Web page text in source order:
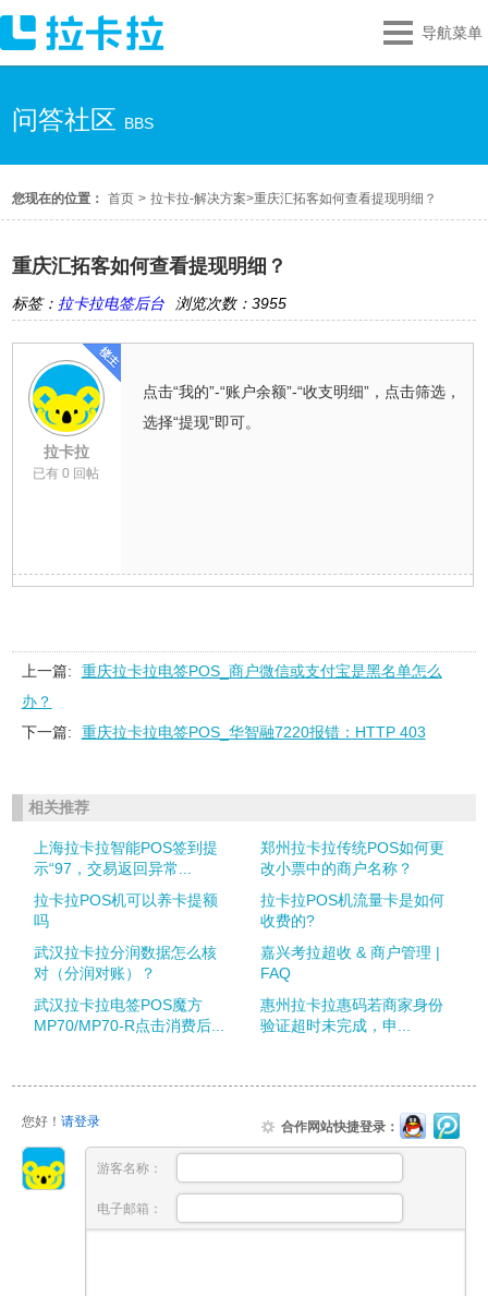
导航菜单
问答社区 BBS
您现在的位置： 首页 > 拉卡拉-解决方案>重庆汇拓客如何查看提现明细？
重庆汇拓客如何查看提现明细？
标签： 拉卡拉电签后台 浏览次数：3955
拉卡拉
已有 0 回帖
点击“我的”-“账户余额”-“收支明细”，点击筛选，
选择“提现”即可。
上一篇:
重庆拉卡拉电签POS_商户微信或支付宝是黑名单怎么
办？
下一篇:
重庆拉卡拉电签POS_华智融7220报错：HTTP 403
相关推荐
上海拉卡拉智能POS签到提
示“97，交易返回异常...
郑州拉卡拉传统POS如何更
改小票中的商户名称？
拉卡拉POS机可以养卡提额
吗
拉卡拉POS机流量卡是如何
收费的?
武汉拉卡拉分润数据怎么核
对（分润对账）？
嘉兴考拉超收 & 商户管理 |
FAQ
武汉拉卡拉电签POS魔方
MP70/MP70-R点击消费后...
惠州拉卡拉惠码若商家身份
验证超时未完成，申...
您好！ 请登录 合作网站快捷登录：
游客名称：
电子邮箱：